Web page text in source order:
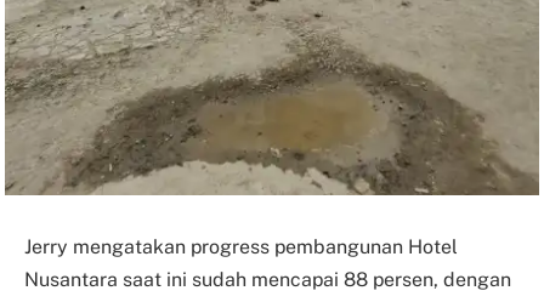
Jerry mengatakan progress pembangunan Hotel
Nusantara saat ini sudah mencapai 88 persen, dengan